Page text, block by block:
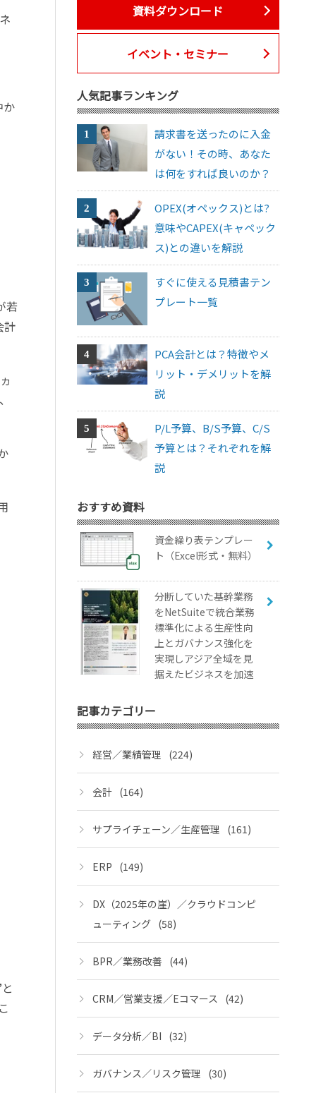
か
若
計
資料ダウンロード
イベント・セミナー
人気記事ランキング
請求書を送ったのに入金
がない！その時、あなた
は何をすれば良いのか？
OPEX(オペックス)とは?
意味やCAPEX(キャペック
ス)との違いを解説
すぐに使える見積書テン
プレート一覧
PCA会計とは？特徴やメ
リット・デメリットを解
説
P/L予算、B/S予算、C/S
予算とは？それぞれを解
説
おすすめ資料
資金繰り表テンプレー
ト（Excel形式・無料）
分断していた基幹業務
をNetSuiteで統合業務
標準化による生産性向
上とガバナンス強化を
実現しアジア全域を見
据えたビジネスを加速
記事カテゴリー
経営／業績管理 (224)
会計 (164)
サプライチェーン／生産管理 (161)
ERP (149)
DX（2025年の崖）／クラウドコンピ
ューティング (58)
BPR／業務改善 (44)
CRM／営業支援／Eコマース (42)
データ分析／BI (32)
ガバナンス／リスク管理 (30)